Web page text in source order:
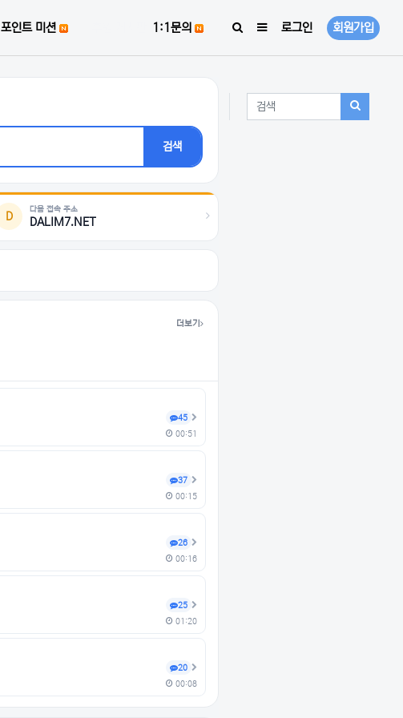
포인트 미션 1:1문의 로그인 회원가입
검색
D
다음 접속 주소
DALIM7.NET
더보기
45
00:51
37
00:15
26
00:16
25
01:20
20
00:08
검색어
검색하기